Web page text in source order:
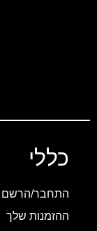
כללי
התחבר/הרשם
ההזמנות שלך